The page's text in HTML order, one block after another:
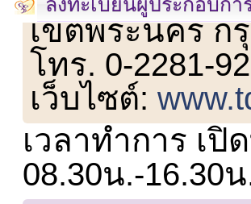
เขตพระนคร ก
โทร. 0-2281-
เว็บไซต์:
เวลาทำการ เ
08.30น.-16.30